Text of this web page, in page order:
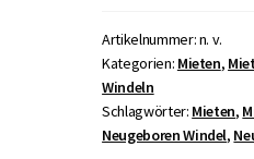
Neugeborene
Menge
Artikelnummer:n. v.
Kategorien: Mieten,
Windeln
Schlagwörter: Mieten,
Neugeboren Windel,